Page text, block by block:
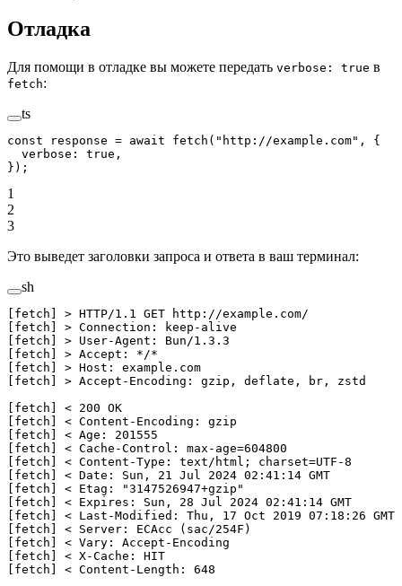
Отладка
Для помощи в отладке вы можете передать verbose: true в
fetch:
ts
const response = await fetch ( "http://example.com" , {
  verbose:
true ,
});
1
2
3
Это выведет заголовки запроса и ответа в ваш терминал:
sh
[fetch] > HTTP/1.1 GET http://example.com/
[fetch] > Connection: keep-alive
[fetch] > User-Agent: Bun/1.3.3
[fetch] > Accept: * /*
[fetch] > Host: example.com
[fetch] > Accept-Encoding: gzip, deflate, br, zstd
[fetch] < 200 OK
[fetch] < Content-Encoding: gzip
[fetch] < Age: 201555
[fetch] < Cache-Control: max-age=604800
[fetch] < Content-Type: text/html; charset=UTF-8
[fetch] < Date: Sun, 21 Jul 2024 02:41:14 GMT
[fetch] < Etag:
"3147526947+gzip"
[fetch] < Expires: Sun, 28 Jul 2024 02:41:14 GMT
[fetch] < Last-Modified: Thu, 17 Oct 2019 07:18:26 GMT
[fetch] < Server: ECAcc ( sac/254F )
[fetch] < Vary: Accept-Encoding
[fetch] < X-Cache: HIT
[fetch] < Content-Length: 648